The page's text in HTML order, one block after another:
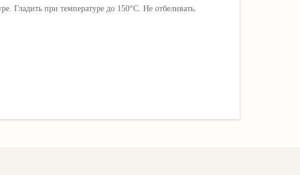
Гладить при температуре до 150°C . Не отбеливать.